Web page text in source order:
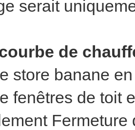
serait
de
store banane
fenêtres de toit